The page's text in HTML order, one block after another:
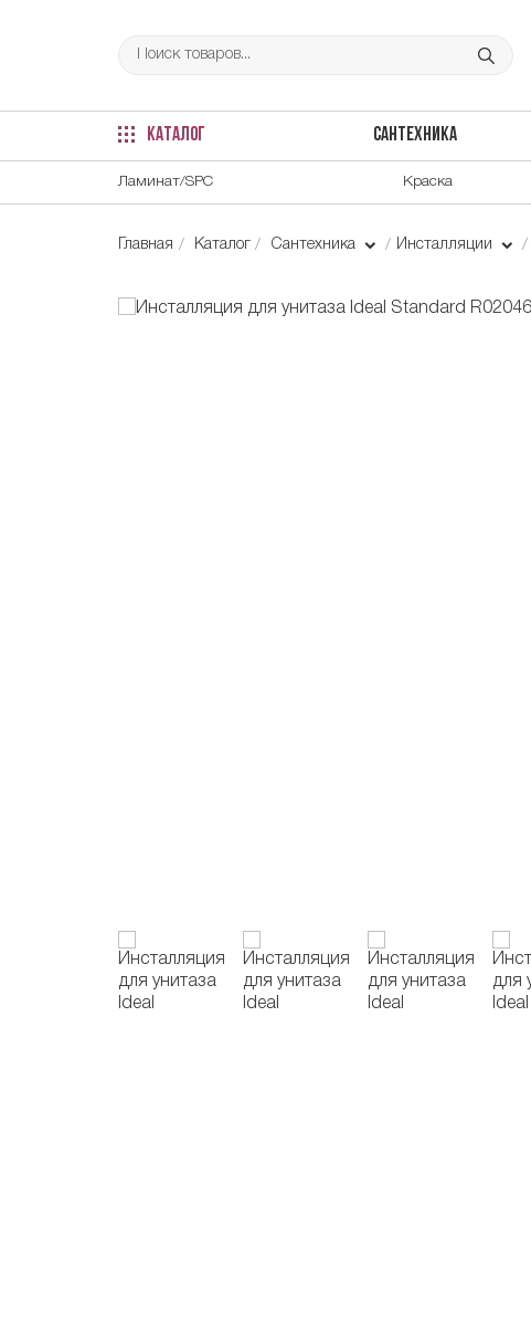
КАТАЛОГ САНТЕХНИКА
Ламинат/SPC Краска
Главная Каталог Сантехника Инсталляции